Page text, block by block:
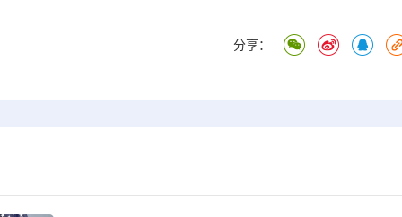
分享：